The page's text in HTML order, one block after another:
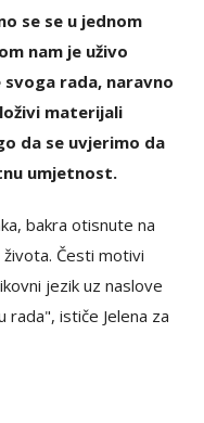
se se u jednom
nam je uživo
rada, naravno
materijali
da se uvjerimo da
umjetnost.
bakra otisnute na
Česti motivi
jezik uz naslove
rada", ističe Jelena za